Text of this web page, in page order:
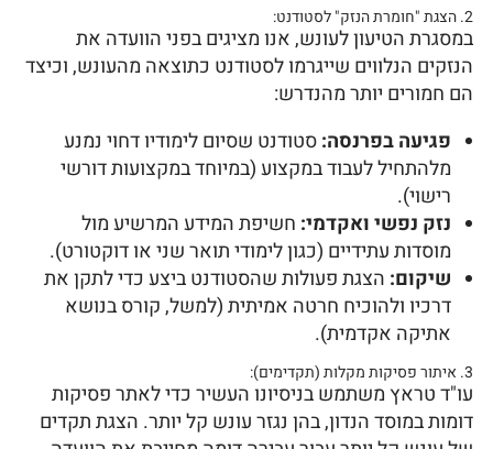
2. הצגת "חומרת הנזק" לסטודנט:
במסגרת הטיעון לעונש, אנו מציגים בפני הוועדה את
הנזקים הנלווים שייגרמו לסטודנט כתוצאה מהעונש, וכיצד
הם חמורים יותר מהנדרש:
פגיעה בפרנסה:סטודנט שסיום לימודיו דחוי נמנע
מלהתחיל לעבוד במקצוע (במיוחד במקצועות דורשי
רישוי).
נזק נפשי ואקדמי: חשיפת המידע המרשיע מול
מוסדות עתידיים (כגון לימודי תואר שני או דוקטורט).
שיקום: הצגת פעולות שהסטודנט ביצע כדי לתקן את
דרכיו ולהוכיח חרטה אמיתית (למשל, קורס בנושא
אתיקה אקדמית).
3. איתור פסיקות מקלות (תקדימים):
עו"ד טראץ משתמש בניסיונו העשיר כדי לאתר פסיקות
דומות במוסד הנדון, בהן נגזר עונש קל יותר. הצגת תקדים